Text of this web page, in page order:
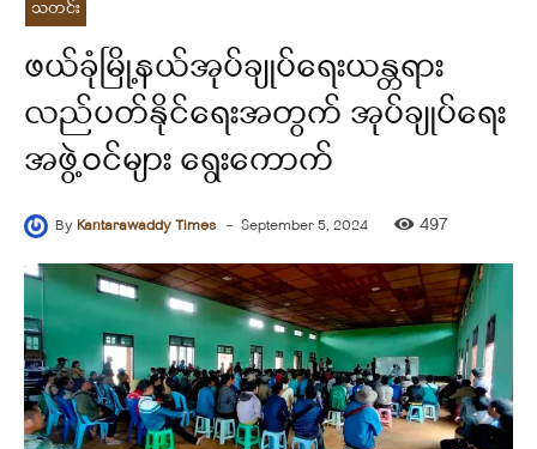
သတင်း
ဖယ်ခုံမြို့နယ်အုပ်ချုပ်ရေးယန္တရား
လည်ပတ်နိုင်ရေးအတွက် အုပ်ချုပ်ရေး
အဖွဲ့ဝင်များ ရွေးကောက်
ByKantarawaddy Times - September 5, 2024 497